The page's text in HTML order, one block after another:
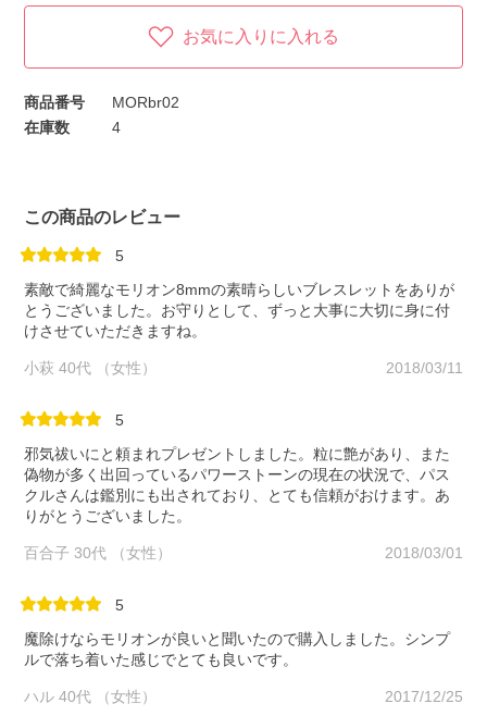
お気に入りに入れる
商品番号
MORbr02
在庫数
4
この商品のレビュー
5
素敵で綺麗なモリオン8mmの素晴らしいブレスレットをありが
とうございました。お守りとして、ずっと大事に大切に身に付
けさせていただきますね。
小萩 40代 （女性） 2018/03/11
5
邪気祓いにと頼まれプレゼントしました。粒に艶があり、また
偽物が多く出回っているパワーストーンの現在の状況で、パス
クルさんは鑑別にも出されており、とても信頼がおけます。あ
りがとうございました。
百合子 30代 （女性） 2018/03/01
5
魔除けならモリオンが良いと聞いたので購入しました。シンプ
ルで落ち着いた感じでとても良いです。
ハル 40代 （女性） 2017/12/25